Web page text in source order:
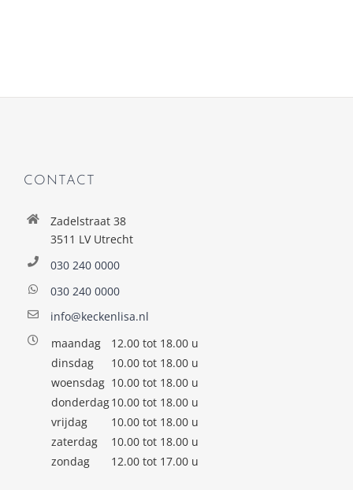
CONTACT
Zadelstraat 38
3511 LV Utrecht
030 240 0000
030 240 0000
info@keckenlisa.nl
maandag
12.00 tot 18.00 u
dinsdag
10.00 tot 18.00 u
woensdag 10.00 tot 18.00 u
donderdag10.00 tot 18.00 u
vrijdag
10.00 tot 18.00 u
zaterdag
10.00 tot 18.00 u
zondag
12.00 tot 17.00 u